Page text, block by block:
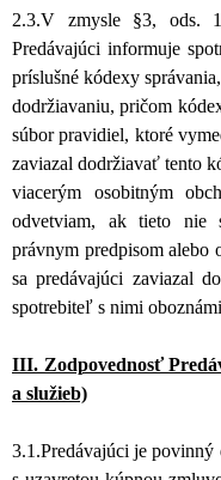
2.3.V zmysle §3, ods.
Predávajúci informuje
príslušné kódexy
dodržiavaniu, pričom
súbor pravidiel, ktoré
zaviazal dodržiavať tento
viacerým osobitným
odvetviam, ak tieto nie
právnym predpisom alebo
sa predávajúci zaviazal
spotrebiteľ s nimi
III. Zodpovednosť
a služieb)
3.1.Predávajúci je